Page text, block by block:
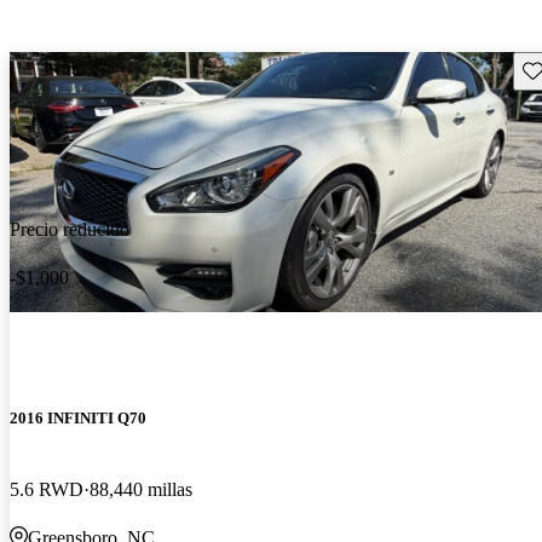
Precio reducido
-$1,000
2016 INFINITI Q70
5.6 RWD 88,440 millas